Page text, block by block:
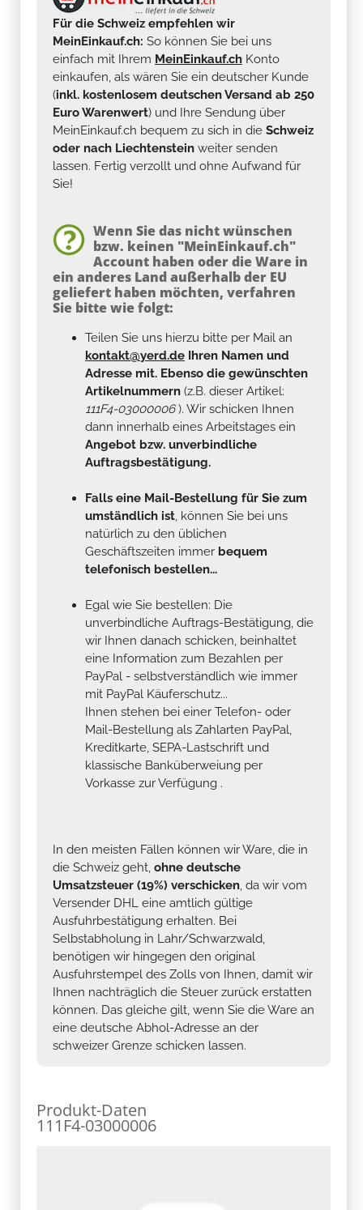
Für die Schweiz empfehlen wir
MeinEinkauf.ch: So können Sie bei uns
einfach mit Ihrem MeinEinkauf.ch Konto
einkaufen, als wären Sie ein deutscher Kunde
(inkl. kostenlosem deutschen Versand ab 250
Euro Warenwert) und Ihre Sendung über
MeinEinkauf.ch bequem zu sich in die Schweiz
oder nach Liechtenstein weiter senden
lassen. Fertig verzollt und ohne Aufwand für
Sie!
Wenn Sie das nicht wünschen
bzw. keinen "MeinEinkauf.ch"
Account haben oder die Ware in
ein anderes Land außerhalb der EU
geliefert haben möchten, verfahren
Sie bitte wie folgt:
Teilen Sie uns hierzu bitte per Mail an
kontakt@yerd.de Ihren Namen und
Adresse mit. Ebenso die gewünschten
Artikelnummern (z.B. dieser Artikel:
111F4-03000006). Wir schicken Ihnen
dann innerhalb eines Arbeitstages ein
Angebot bzw. unverbindliche
Auftragsbestätigung.
Falls eine Mail-Bestellung für Sie zum
umständlich ist, können Sie bei uns
natürlich zu den üblichen
Geschäftszeiten immer bequem
telefonisch bestellen...
Egal wie Sie bestellen: Die
unverbindliche Auftrags-Bestätigung, die
wir Ihnen danach schicken, beinhaltet
eine Information zum Bezahlen per
PayPal - selbstverständlich wie immer
mit PayPal Käuferschutz...
Ihnen stehen bei einer Telefon- oder
Mail-Bestellung als Zahlarten PayPal,
Kreditkarte, SEPA-Lastschrift und
klassische Banküberweiung per
Vorkasse zur Verfügung .
In den meisten Fällen können wir Ware, die in
die Schweiz geht, ohne deutsche
Umsatzsteuer (19%) verschicken, da wir vom
Versender DHL eine amtlich gültige
Ausfuhrbestätigung erhalten. Bei
Selbstabholung in Lahr/Schwarzwald,
benötigen wir hingegen den original
Ausfuhrstempel des Zolls von Ihnen, damit wir
Ihnen nachträglich die Steuer zurück erstatten
können. Das gleiche gilt, wenn Sie die Ware an
eine deutsche Abhol-Adresse an der
schweizer Grenze schicken lassen.
Produkt-Daten
111F4-03000006